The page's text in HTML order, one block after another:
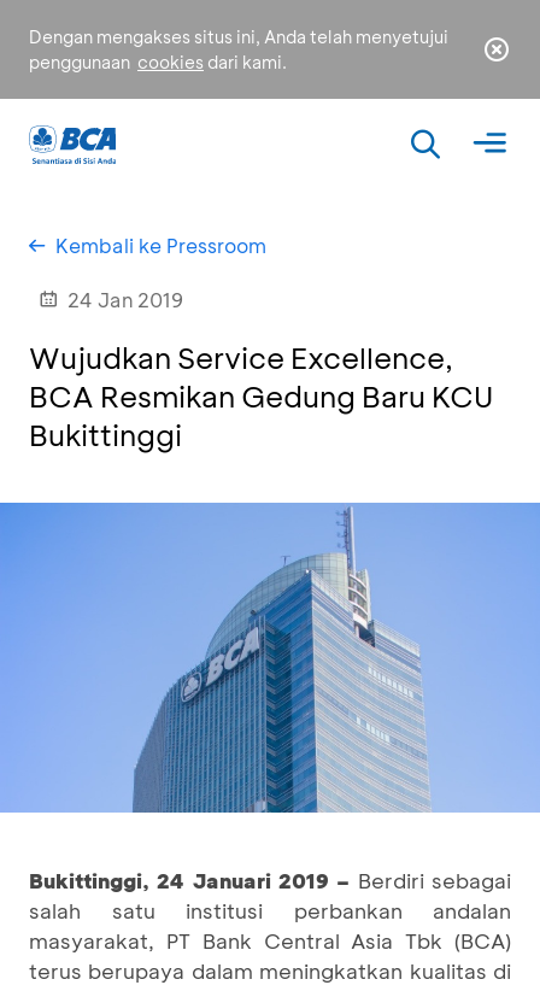
Dengan mengakses situs ini, Anda telah menyetujui
penggunaan cookies dari kami.
Kembali ke Pressroom
24 Jan 2019
Wujudkan Service Excellence,
BCA Resmikan Gedung Baru KCU
Bukittinggi
Bukittinggi, 24 Januari 2019 – Berdiri sebagai
salah satu institusi perbankan andalan
masyarakat, PT Bank Central Asia Tbk (BCA)
terus berupaya dalam meningkatkan kualitas di